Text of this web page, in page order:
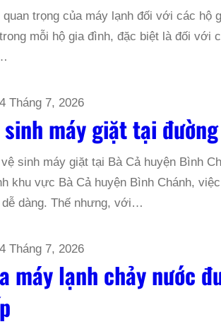
quan trọng của máy lạnh đối với các hộ
mỗi hộ gia đình, đặc biệt là đối với
Tháng 7, 2026
sinh máy giặt tại
sinh máy giặt tại Bà Cả huyện Bình
khu vực Bà Cả huyện Bình Chánh,
dễ dàng. Thế nhưng, với…
Tháng 7, 2026
máy lạnh chảy nước